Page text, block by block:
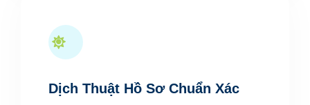
Dịch Thuật Hồ Sơ Chuẩn Xác